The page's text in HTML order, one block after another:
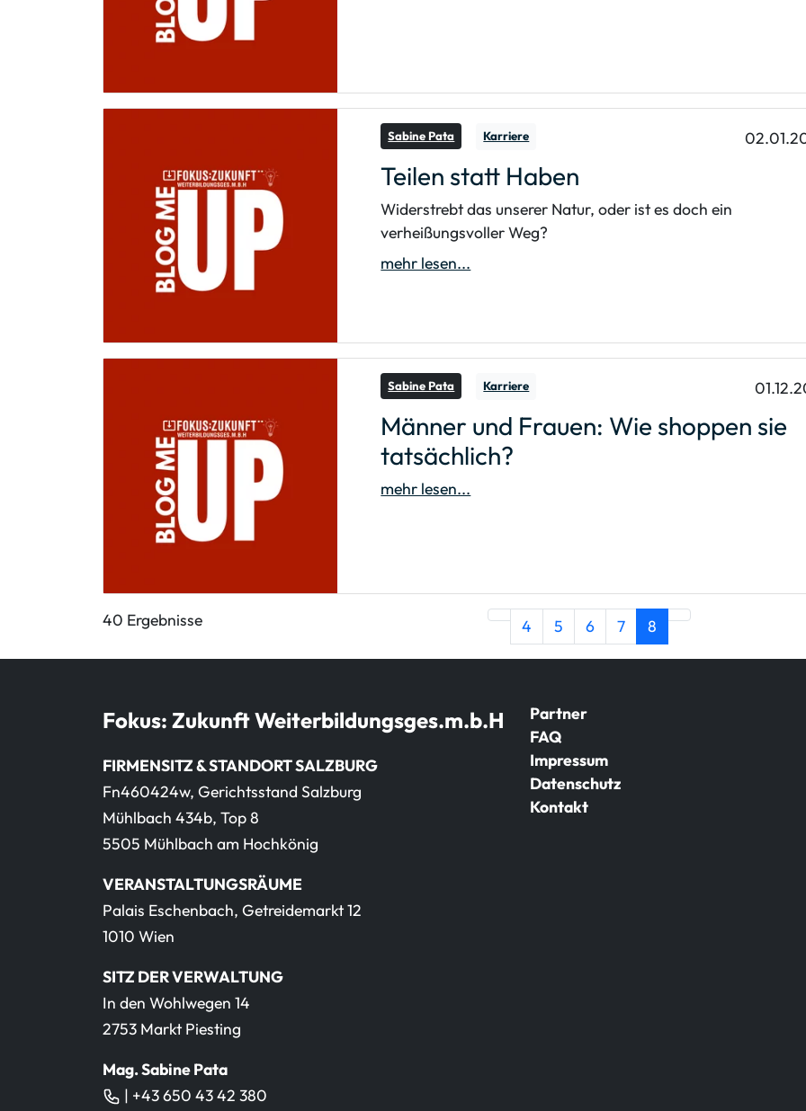
Sabine Pata Karriere
Teilen statt Haben
Widerstrebt das unserer Natur, oder ist es doch ein
verheißungsvoller Weg?
mehr lesen...
Sabine Pata Karriere
Männer und Frauen: Wie shoppen sie
tatsächlich?
mehr lesen...
40 Ergebnisse 4 5 6 7 8(Aktuelle
Seite)
Fokus: Zukunft Weiterbildungsges.m.b.H
FIRMENSITZ & STANDORT SALZBURG
Fn460424w, Gerichtsstand Salzburg
Mühlbach 434b, Top 8
5505 Mühlbach am Hochkönig
VERANSTALTUNGSRÄUME
Palais Eschenbach, Getreidemarkt 12
1010 Wien
SITZ DER VERWALTUNG
In den Wohlwegen 14
2753 Markt Piesting
Mag. Sabine Pata
| +43 650 43 42 380
Partner
FAQ
Impressum
Datenschutz
Kontakt